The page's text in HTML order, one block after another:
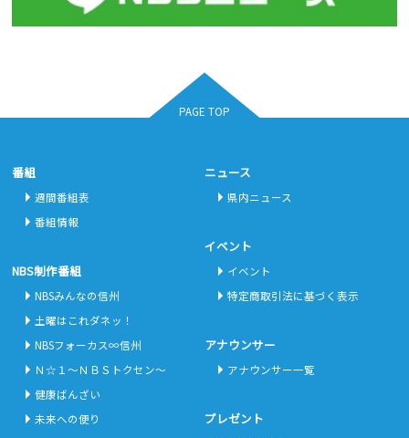
PAGE TOP
番組
週間番組表
番組情報
NBS制作番組
NBSみんなの信州
土曜はこれダネッ！
NBSフォーカス∞信州
Ｎ☆１～ＮＢＳトクセン～
健康ばんざい
未来への便り
ニュース
県内ニュース
イベント
イベント
特定商取引法に基づく表示
アナウンサー
アナウンサー一覧
プレゼント